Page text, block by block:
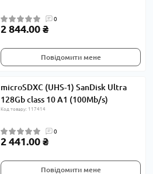
0
2 844.00 ₴
Повідомити мене
microSDXC (UHS-1) SanDisk Ultra
128Gb class 10 A1 (100Mb/s)
Код товару: 117414
0
2 441.00 ₴
Повідомити мене